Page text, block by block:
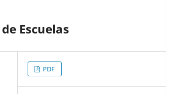
Escuelas
PDF